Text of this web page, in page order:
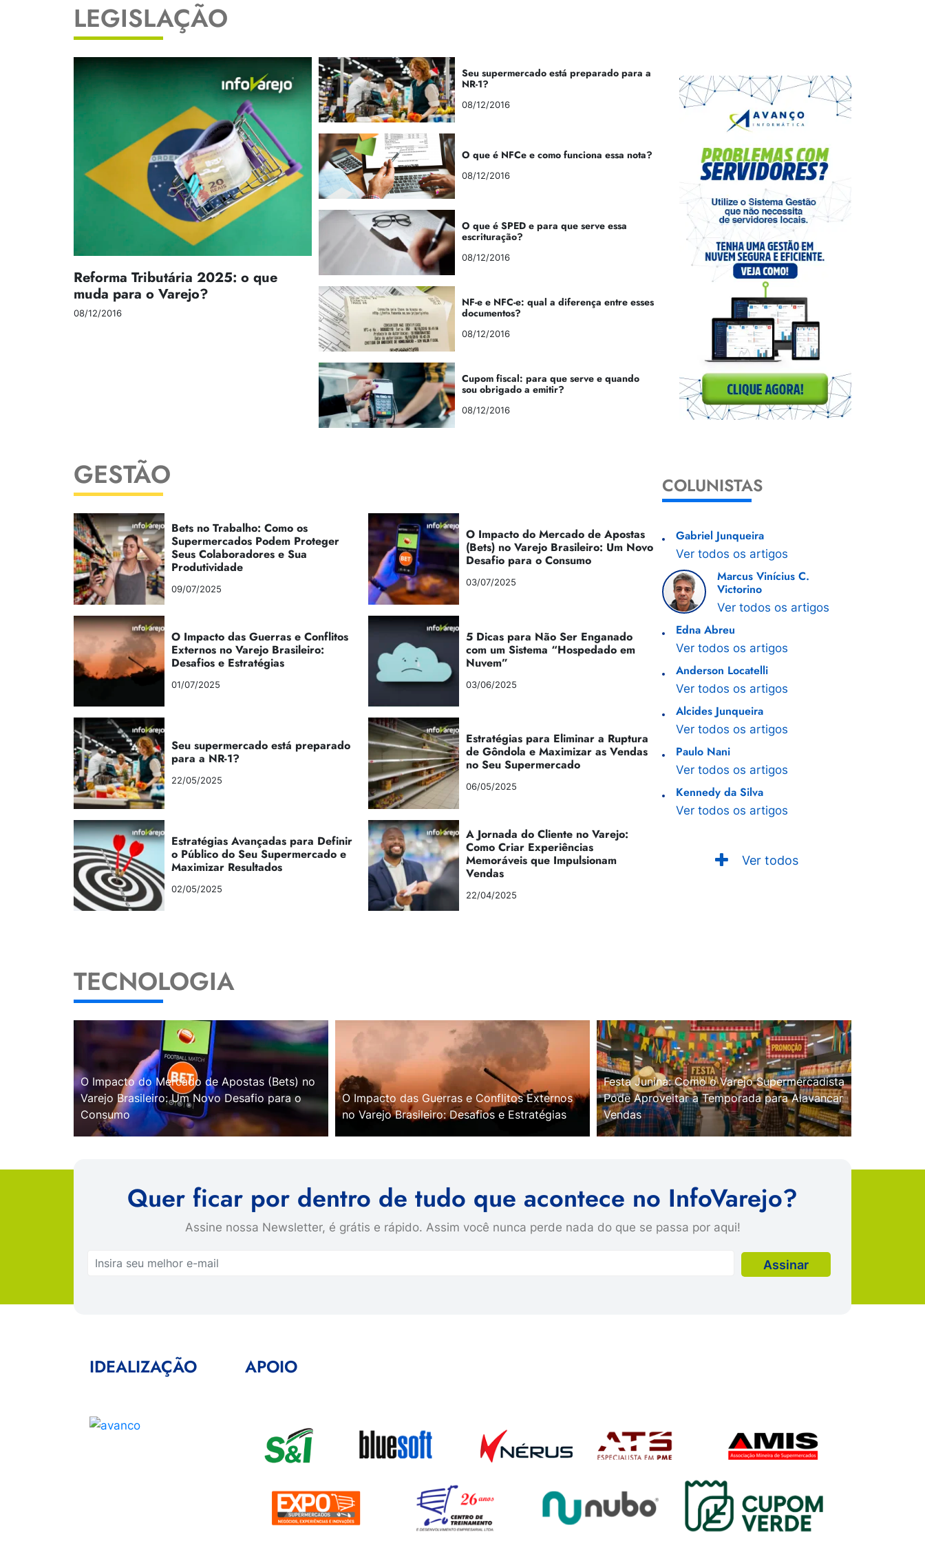
LEGISLAÇÃO
Reforma Tributária 2025: o que
muda para o Varejo?
08/12/2016
Seu supermercado está preparado para a
NR-1?
08/12/2016
O que é NFCe e como funciona essa nota?
08/12/2016
O que é SPED e para que serve essa
escrituração?
08/12/2016
NF-e e NFC-e: qual a diferença entre esses
documentos?
08/12/2016
Cupom fiscal: para que serve e quando
sou obrigado a emitir?
08/12/2016
GESTÃO
Bets no Trabalho: Como os
Supermercados Podem Proteger
Seus Colaboradores e Sua
Produtividade
09/07/2025
O Impacto do Mercado de Apostas
(Bets) no Varejo Brasileiro: Um Novo
Desafio para o Consumo
03/07/2025
O Impacto das Guerras e Conflitos
Externos no Varejo Brasileiro:
Desafios e Estratégias
01/07/2025
5 Dicas para Não Ser Enganado
com um Sistema “Hospedado em
Nuvem”
03/06/2025
Seu supermercado está preparado
para a NR-1?
22/05/2025
Estratégias para Eliminar a Ruptura
de Gôndola e Maximizar as Vendas
no Seu Supermercado
06/05/2025
Estratégias Avançadas para Definir
o Público do Seu Supermercado e
Maximizar Resultados
02/05/2025
A Jornada do Cliente no Varejo:
Como Criar Experiências
Memoráveis que Impulsionam
Vendas
22/04/2025
COLUNISTAS
Gabriel Junqueira
Ver todos os artigos
Marcus Vinícius C.
Victorino
Ver todos os artigos
Edna Abreu
Ver todos os artigos
Anderson Locatelli
Ver todos os artigos
Alcides Junqueira
Ver todos os artigos
Paulo Nani
Ver todos os artigos
Kennedy da Silva
Ver todos os artigos
Ver todos
TECNOLOGIA
O Impacto do Mercado de Apostas (Bets) no
Varejo Brasileiro: Um Novo Desafio para o
Consumo
O Impacto das Guerras e Conflitos Externos
no Varejo Brasileiro: Desafios e Estratégias
Festa Junina: Como o Varejo Supermercadista
Pode Aproveitar a Temporada para Alavancar
Vendas
Quer ficar por dentro de tudo que acontece no InfoVarejo?
Assine nossa Newsletter, é grátis e rápido. Assim você nunca perde nada do que se passa por aqui!
IDEALIZAÇÃO APOIO